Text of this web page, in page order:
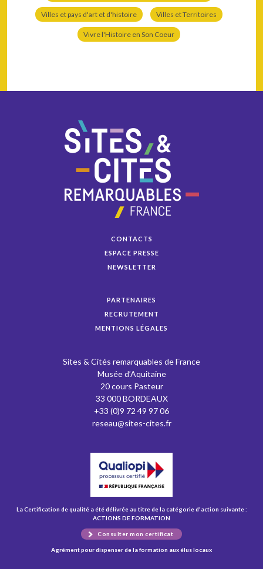
Villes et pays d'art et d'histoire Villes et Territoires
Vivre l'Histoire en Son Coeur
CONTACTS
ESPACE PRESSE
NEWSLETTER
PARTENAIRES
RECRUTEMENT
MENTIONS LÉGALES
Sites & Cités remarquables de France
Musée d’Aquitaine
20 cours Pasteur
33 000 BORDEAUX
+33 (0)9 72 49 97 06
reseau@sites-cites.fr
La Certification de qualité a été délivrée au titre de la catégorie d'action suivante :
ACTIONS DE FORMATION
Consulter mon certificat
Agrément pour dispenser de la formation aux élus locaux